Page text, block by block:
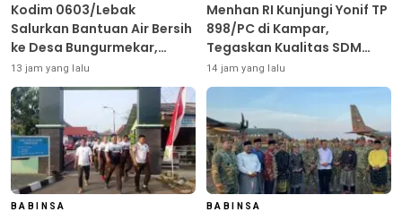
Kodim 0603/Lebak
Salurkan Bantuan Air Bersih
ke Desa Bungurmekar,
Ringankan Beban Warga
Terdampak Kemarau
13 jam yang lalu
Menhan RI Kunjungi Yonif TP
898/PC di Kampar,
Tegaskan Kualitas SDM
Kunci Kekuatan TNI
14 jam yang lalu
BABINSA BABINSA